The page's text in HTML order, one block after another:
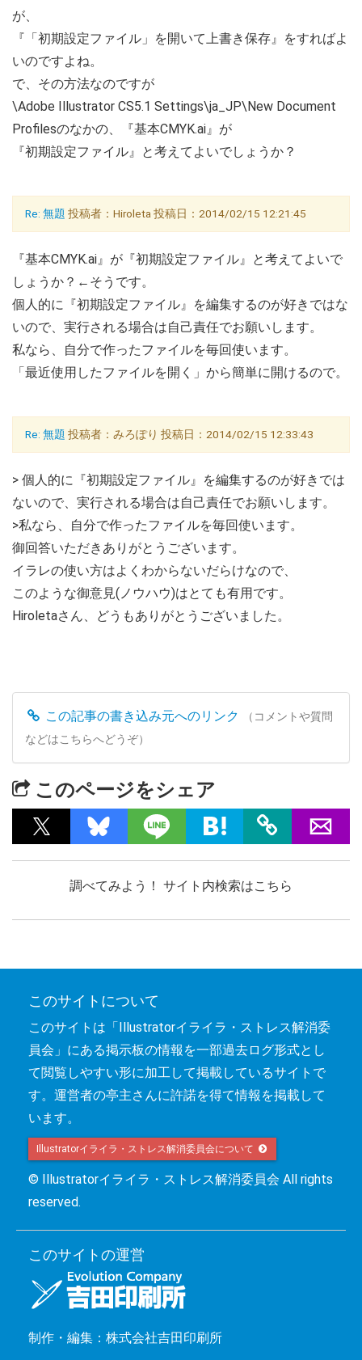
が、
『「初期設定ファイル」を開いて上書き保存』をすればよ
いのですよね。
で、その方法なのですが
\Adobe Illustrator CS5.1 Settings\ja_JP\New Document
Profilesのなかの、『基本CMYK.ai』が
『初期設定ファイル』と考えてよいでしょうか？
Re: 無題 投稿者：Hiroleta 投稿日：2014/02/15 12:21:45
『基本CMYK.ai』が『初期設定ファイル』と考えてよいで
しょうか？←そうです。
個人的に『初期設定ファイル』を編集するのが好きではな
いので、実行される場合は自己責任でお願いします。
私なら、自分で作ったファイルを毎回使います。
「最近使用したファイルを開く」から簡単に開けるので。
Re: 無題 投稿者：みろぽり 投稿日：2014/02/15 12:33:43
> 個人的に『初期設定ファイル』を編集するのが好きでは
ないので、実行される場合は自己責任でお願いします。
>私なら、自分で作ったファイルを毎回使います。
御回答いただきありがとうございます。
イラレの使い方はよくわからないだらけなので、
このような御意見(ノウハウ)はとても有用です。
Hiroletaさん、どうもありがとうございました。
この記事の書き込み元へのリンク
（コメントや質問
などはこちらへどうぞ）
このページをシェア
調べてみよう！ サイト内検索はこちら
このサイトについて
このサイトは「Illustratorイライラ・ストレス解消委
員会」にある掲示板の情報を一部過去ログ形式とし
て閲覧しやすい形に加工して掲載しているサイトで
す。運営者の亭主さんに許諾を得て情報を掲載して
います。
Illustratorイライラ・ストレス解消委員会について
© Illustratorイライラ・ストレス解消委員会 All rights
reserved.
このサイトの運営
制作・編集：株式会社吉田印刷所